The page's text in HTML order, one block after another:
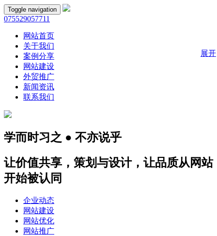
Toggle navigation
075529057711
网站首页
关于我们
案例分享
网站建设
外贸推广
新闻资讯
联系我们
学而时习之 ● 不亦说乎
让价值共享，策划与设计，让品质从网站
开始被认同
企业动态
网站建设
网站优化
网站推广
展开